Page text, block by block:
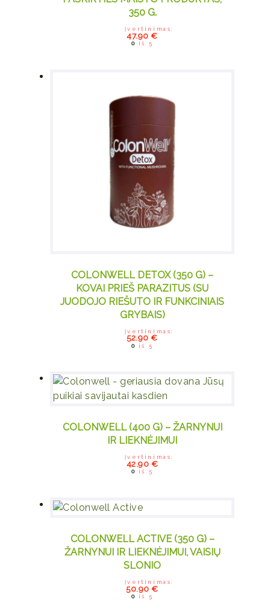
350 G.
Įvertinimas:
0 iš 5
47.90€
COLONWELL DETOX (350 G) –
KOVAI PRIEŠ PARAZITUS (SU
JUODOJO RIEŠUTO IR FUNKCINIAIS
GRYBAIS)
Įvertinimas:
0 iš 5
52.90€
COLONWELL (400 G) – ŽARNYNUI
IR LIEKNĖJIMUI
Įvertinimas:
0 iš 5
42.90 €
COLONWELL ACTIVE (350 G) –
ŽARNYNUI IR LIEKNĖJIMUI, VAISIŲ
SLONIO
Įvertinimas:
0 iš 5
50.90€